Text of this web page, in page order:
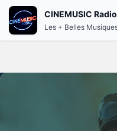
CINEMUSIC Radio